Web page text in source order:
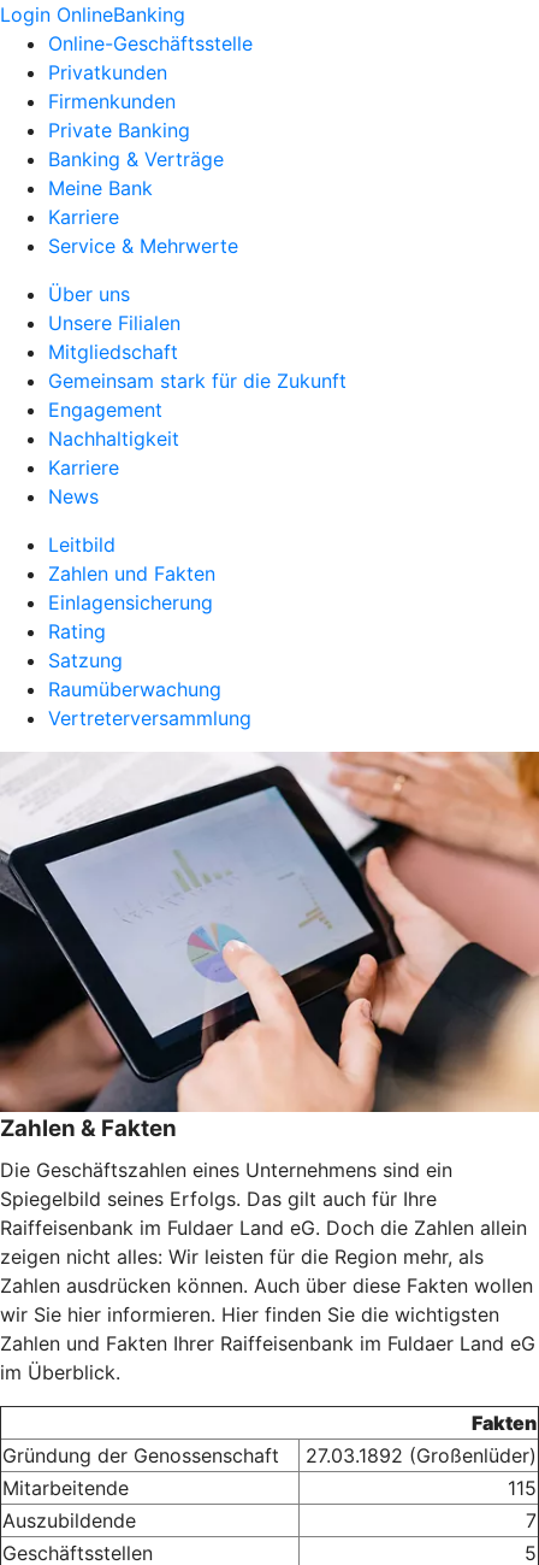
Login OnlineBanking
Online-Geschäftsstelle
Privatkunden
Firmenkunden
Private Banking
Banking & Verträge
Meine Bank
Karriere
Service & Mehrwerte
Über uns
Unsere Filialen
Mitgliedschaft
Gemeinsam stark für die Zukunft
Engagement
Nachhaltigkeit
Karriere
News
Leitbild
Zahlen und Fakten
Einlagensicherung
Rating
Satzung
Raumüberwachung
Vertreterversammlung
Zahlen & Fakten
Die Geschäftszahlen eines Unternehmens sind ein
Spiegelbild seines Erfolgs. Das gilt auch für Ihre
Raiffeisenbank im Fuldaer Land eG. Doch die Zahlen allein
zeigen nicht alles: Wir leisten für die Region mehr, als
Zahlen ausdrücken können. Auch über diese Fakten wollen
wir Sie hier informieren. Hier finden Sie die wichtigsten
Zahlen und Fakten Ihrer Raiffeisenbank im Fuldaer Land eG
im Überblick.
Fakten
Gründung der Genossenschaft
27.03.1892 (Großenlüder)
Mitarbeitende
115
Auszubildende
7
Geschäftsstellen
5